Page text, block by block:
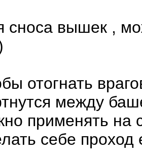
вышек ,
отогнать
между
применять на
себе проход